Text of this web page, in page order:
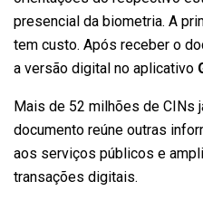
presencial da biometria. A
tem custo. Após receber o
a versão digital no aplicativo
Mais de 52 milhões de CINs
documento reúne outras
aos serviços públicos e
transações digitais.